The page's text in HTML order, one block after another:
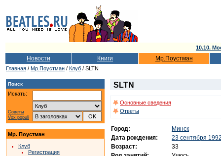
10.10.
Новости Книги Мр.Поустман
Главная / Мр.Поустман / Клуб / SLTN
Поиск
Искать:
Советы
Vox populi
Мр. Поустман
Клуб
Регистрация
SLTN
Основные сведения
Ответы
Город:
Минск
Дата рождения:
23 сентября
Возраст:
33